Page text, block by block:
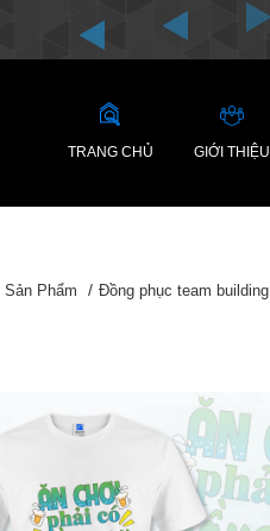
TRANG CHỦ GIỚI THIỆU
Sản Phẩm Đồng phục team building